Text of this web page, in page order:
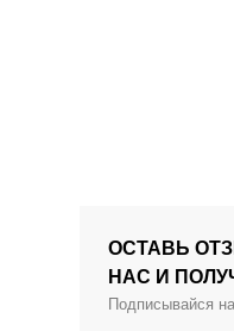
ОСТАВЬ
НАС И
Подписывайся